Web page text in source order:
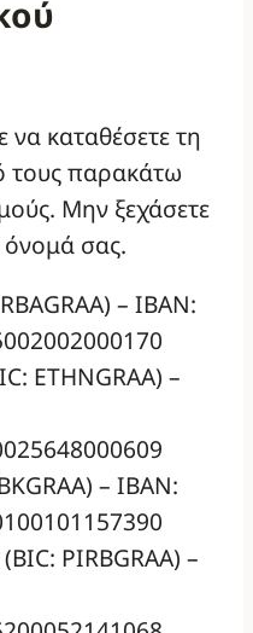
να καταθέσετε τη
τους παρακάτω
Μην ξεχάσετε
σας.
– IBAN:
ETHNGRAA) –
– IBAN:
PIRBGRAA) –